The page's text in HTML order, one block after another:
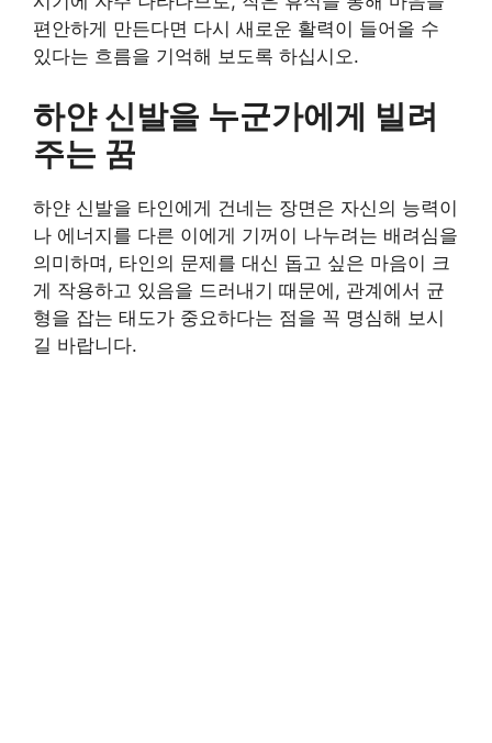
편안하게 만든다면 다시 새로운 활력이 들어올 수
있다는 흐름을 기억해 보도록 하십시오.
하얀 신발을 누군가에게 빌려
주는 꿈
하얀 신발을 타인에게 건네는 장면은 자신의 능력이
나 에너지를 다른 이에게 기꺼이 나누려는 배려심을
의미하며, 타인의 문제를 대신 돕고 싶은 마음이 크
게 작용하고 있음을 드러내기 때문에, 관계에서 균
형을 잡는 태도가 중요하다는 점을 꼭 명심해 보시
길 바랍니다.